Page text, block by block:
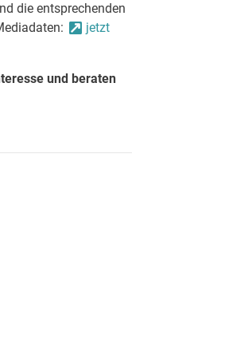
die entsprechenden
jetzt
und beraten